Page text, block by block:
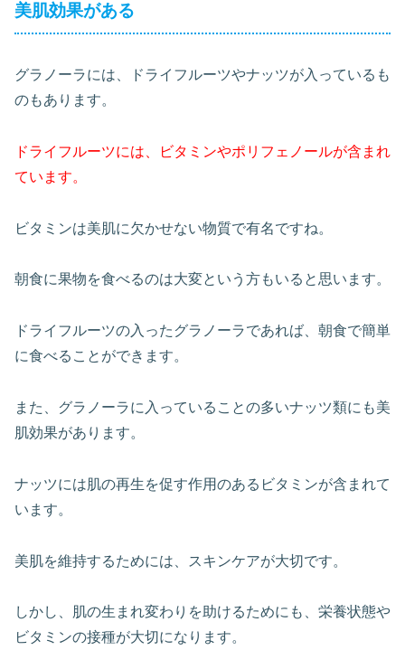
美肌効果がある
グラノーラには、ドライフルーツやナッツが入っているも
のもあります。
ドライフルーツには、ビタミンやポリフェノールが含まれ
ています。
ビタミンは美肌に欠かせない物質で有名ですね。
朝食に果物を食べるのは大変という方もいると思います。
ドライフルーツの入ったグラノーラであれば、朝食で簡単
に食べることができます。
また、グラノーラに入っていることの多いナッツ類にも美
肌効果があります。
ナッツには肌の再生を促す作用のあるビタミンが含まれて
います。
美肌を維持するためには、スキンケアが大切です。
しかし、肌の生まれ変わりを助けるためにも、栄養状態や
ビタミンの接種が大切になります。